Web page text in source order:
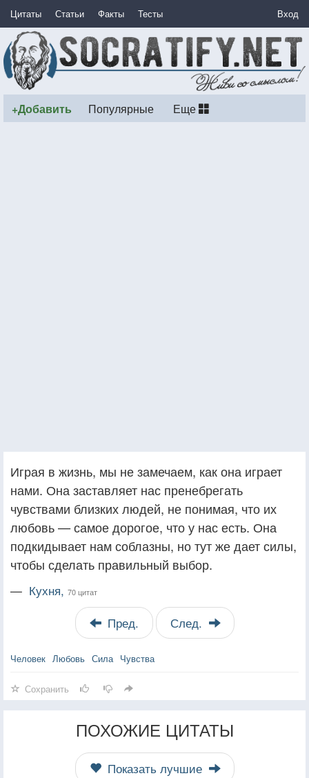
Цитаты Статьи Факты Тесты Вход
+Добавить Популярные Еще
Играя в жизнь, мы не замечаем, как она играет
нами. Она заставляет нас пренебрегать
чувствами близких людей, не понимая, что их
любовь — самое дорогое, что у нас есть. Она
подкидывает нам соблазны, но тут же дает силы,
чтобы сделать правильный выбор.
— Кухня, 70 цитат
Пред. След.
Человек Любовь Сила Чувства
Сохранить
ПОХОЖИЕ ЦИТАТЫ
Показать лучшие